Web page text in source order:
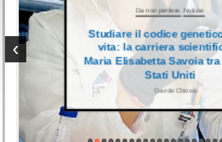
Da non perdere Notizie
Studiare il codice genetico
vita: la carriera scientifica
Maria Elisabetta Savoia tra
Stati Uniti
Davide Chiossi
‹